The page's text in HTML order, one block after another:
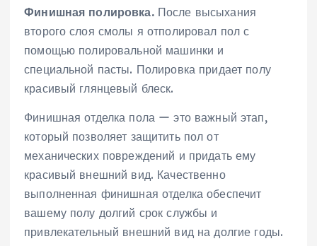
Финишная полировка.После высыхания
второго слоя смолы я отполировал пол с
помощью полировальной машинки и
специальной пасты. Полировка придает полу
красивый глянцевый блеск.
Финишная отделка пола ー это важный этап,
который позволяет защитить пол от
механических повреждений и придать ему
красивый внешний вид. Качественно
выполненная финишная отделка обеспечит
вашему полу долгий срок службы и
привлекательный внешний вид на долгие годы.